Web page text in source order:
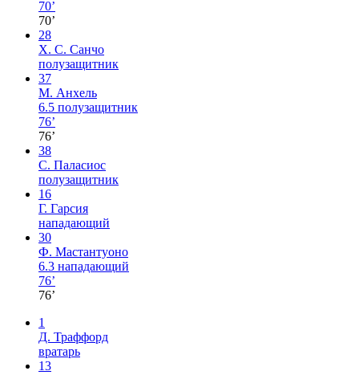
70’
70’
28
Х. С. Санчо
полузащитник
37
М. Анхель
6.5 полузащитник
76’
76’
38
С. Паласиос
полузащитник
16
Г. Гарсия
нападающий
30
Ф. Мастантуоно
6.3 нападающий
76’
76’
1
Д. Траффорд
вратарь
13